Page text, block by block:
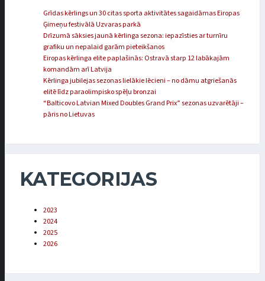
Grīdas kērlings un 30 citas sporta aktivitātes sagaidāmas Eiropas
Ģimeņu festivālā Uzvaras parkā
Drīzumā sāksies jaunā kērlinga sezona: iepazīsties ar turnīru
grafiku un nepalaid garām pieteikšanos
Eiropas kērlinga elite paplašinās: Ostravā starp 12 labākajām
komandām arī Latvija
Kērlinga jubilejas sezonas lielākie lēcieni – no dāmu atgriešanās
elitē līdz paraolimpisko spēļu bronzai
“Balticovo Latvian Mixed Doubles Grand Prix” sezonas uzvarētāji –
pāris no Lietuvas
KATEGORIJAS
2023
2024
2025
2026